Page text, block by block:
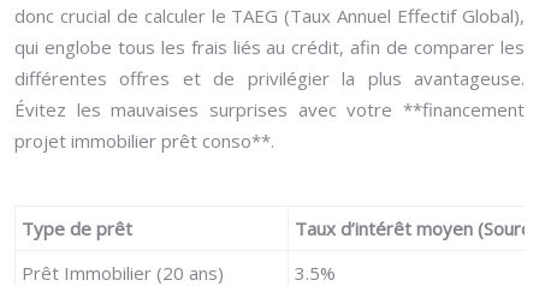
donc crucial de calculer le TAEG (Taux Annuel Effectif Global),
qui englobe tous les frais liés au crédit, afin de comparer les
différentes offres et de privilégier la plus avantageuse.
Évitez les mauvaises surprises avec votre **financement
projet immobilier prêt conso**.
Type de prêt
Taux d’intérêt moyen
Prêt Immobilier (20 ans)
3.5%